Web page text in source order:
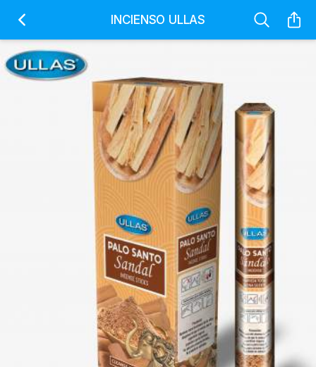
INCIENSO ULLAS